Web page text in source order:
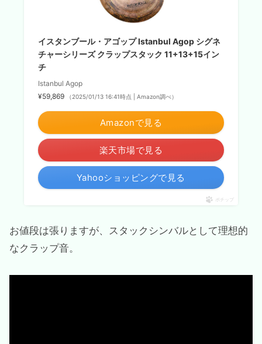
イスタンブール・アゴップ Istanbul Agop シグネ
チャーシリーズ クラップスタック 11+13+15イン
チ
Istanbul Agop
¥59,869
（2025/01/13 16:41時点 | Amazon調べ）
Amazonで見る
楽天市場で見る
Yahooショッピングで見る
ポチップ
お値段は張りますが、スタックシンバルとして理想的
なクラップ音。